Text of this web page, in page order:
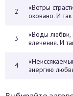
2
«Ветры
оковано. И
3
«Воды любви,
влечения. И
4
энергию